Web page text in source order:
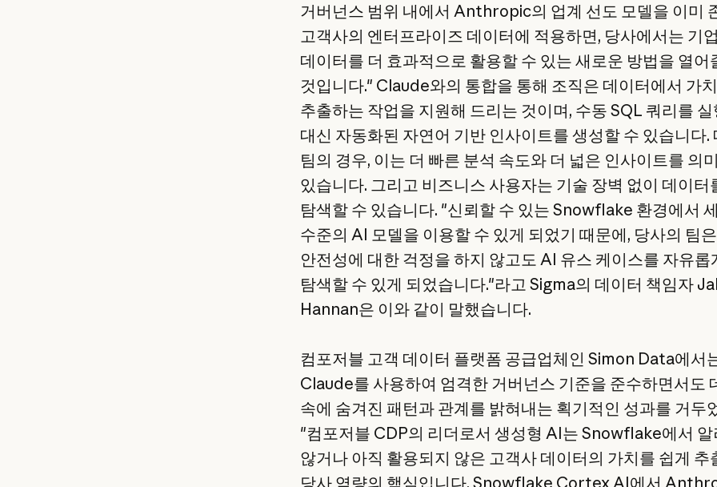
거버넌스 범위 내에서 Anthropic의 업계 선도 모델을 이미
고객사의 엔터프라이즈 데이터에 적용하면, 당사에서는 기
데이터를 더 효과적으로 활용할 수 있는 새로운 방법을 열어
것입니다." Claude와의 통합을 통해 조직은 데이터에서 가
추출하는 작업을 지원해 드리는 것이며, 수동 SQL 쿼리를
대신 자동화된 자연어 기반 인사이트를 생성할 수 있습니다.
팀의 경우, 이는 더 빠른 분석 속도와 더 넓은 인사이트를 의
있습니다. 그리고 비즈니스 사용자는 기술 장벽 없이 데이터
탐색할 수 있습니다. "신뢰할 수 있는 Snowflake 환경에서
수준의 AI 모델을 이용할 수 있게 되었기 때문에, 당사의 팀
안전성에 대한 걱정을 하지 않고도 AI 유스 케이스를 자유롭
탐색할 수 있게 되었습니다."라고 Sigma의 데이터 책임자
Hannan은 이와 같이 말했습니다.
컴포저블 고객 데이터 플랫폼 공급업체인 Simon Data에서
Claude를 사용하여 엄격한 거버넌스 기준을 준수하면서도
속에 숨겨진 패턴과 관계를 밝혀내는 획기적인 성과를 거두
"컴포저블 CDP의 리더로서 생성형 AI는 Snowflake에서 알
않거나 아직 활용되지 않은 고객사 데이터의 가치를 쉽게 추
당사 역량의 핵심입니다. Snowflake Cortex AI에서